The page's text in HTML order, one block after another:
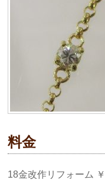
料金
18金改作リフォーム